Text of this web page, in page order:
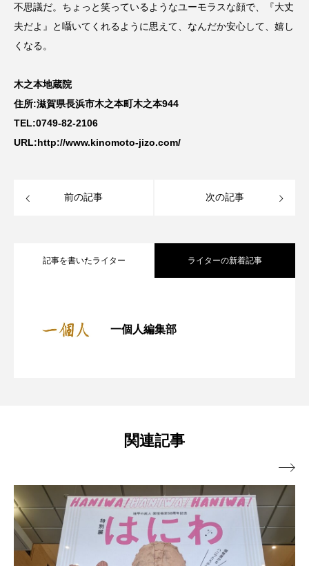
不思議だ。ちょっと笑っているようなユーモラスな顔で、『大丈
夫だよ』と囁いてくれるように思えて、なんだか安心して、嬉し
くなる。
木之本地蔵院
住所:滋賀県長浜市木之本町木之本944
TEL:0749-82-2106
URL:http://www.kinomoto-jizo.com/
前の記事 次の記事
記事を書いたライター ライターの新着記事
一個人編集部
い”水素焙煎コーヒー”をCOREDO室町テ
ラスで無料提供「UCCミライ珈琲店」
関連記事
